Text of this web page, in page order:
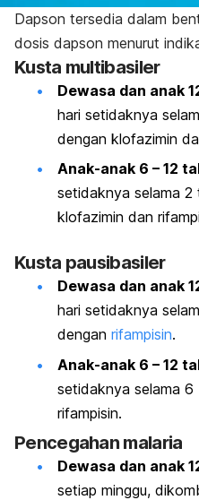
Dapson tersedia dalam
dosis dapson menurut
Kusta multibasiler
Dewasa dan anak
hari setidaknya
dengan klofazimin
Anak-anak 6 – 12
setidaknya selama 2
klofazimin dan
Kusta pausibasiler
Dewasa dan anak
hari setidaknya
dengan rifampisin.
Anak-anak 6 – 12
setidaknya selama 6
rifampisin.
Pencegahan malaria
Dewasa dan anak
setiap minggu,